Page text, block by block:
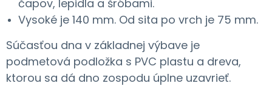
čapov, lepidla a šróbami.
Vysoké je 140 mm. Od sita po vrch je 75 mm.
Súčasťou dna v základnej výbave je
podmetová podložka s PVC plastu a dreva,
ktorou sa dá dno zospodu úplne uzavrieť.